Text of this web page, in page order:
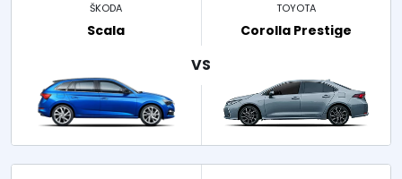
ŠKODA
Scala
TOYOTA
Corolla Prestige